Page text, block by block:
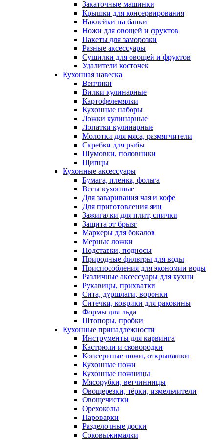
Закаточные машинки
Крышки для консервирования
Наклейки на банки
Ножи для овощей и фруктов
Пакеты для заморозки
Разные аксессуары
Сушилки для овощей и фруктов
Удалители косточек
Кухонная навеска
Венчики
Вилки кулинарные
Картофелемялки
Кухонные наборы
Ложки кулинарные
Лопатки кулинарные
Молотки для мяса, размягчители
Скребки для рыбы
Шумовки, половники
Щипцы
Кухонные аксессуары
Бумага, пленка, фольга
Весы кухонные
Для заваривания чая и кофе
Для приготовления яиц
Зажигалки для плит, спички
Защита от брызг
Маркеры для бокалов
Мерные ложки
Подставки, подносы
Природные фильтры для воды
Приспособления для экономии воды
Различные аксессуары для кухни
Рукавицы, прихватки
Сита, дуршлаги, воронки
Ситечки, коврики для раковины
Формы для льда
Штопоры, пробки
Кухонные принадлежности
Инструменты для карвинга
Кастрюли и сковородки
Консервные ножи, открывашки
Кухонные ножи
Кухонные ножницы
Мясорубки, ветчинницы
Овощерезки, тёрки, измельчители
Овощечистки
Орехоколы
Пароварки
Разделочные доски
Соковыжималки